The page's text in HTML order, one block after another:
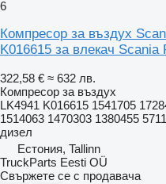
6
Компресор за въздух
K016615 за влекач
322,58 € ≈ 632 лв.
Компресор за въздух
LK4941 K016615 1541705
1514063 1470303 1380455
дизел
Естония, Tallinn
TruckParts Eesti OÜ
Свържете се с продавача